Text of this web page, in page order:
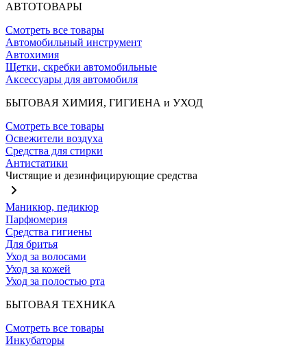
АВТОТОВАРЫ
Смотреть все товары
Автомобильный инструмент
Автохимия
Щетки, скребки автомобильные
Аксессуары для автомобиля
БЫТОВАЯ ХИМИЯ, ГИГИЕНА и УХОД
Смотреть все товары
Освежители воздуха
Средства для стирки
Антистатики
Чистящие и дезинфицирующие средства
Маникюр, педикюр
Парфюмерия
Средства гигиены
Для бритья
Уход за волосами
Уход за кожей
Уход за полостью рта
БЫТОВАЯ ТЕХНИКА
Смотреть все товары
Инкубаторы